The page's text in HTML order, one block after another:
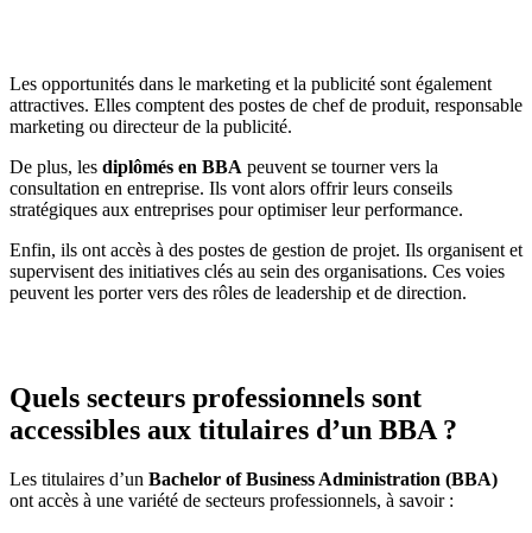
Les opportunités dans le marketing et la publicité sont également
attractives. Elles comptent des postes de chef de produit, responsable
marketing ou directeur de la publicité.
De plus, les diplômés en BBA peuvent se tourner vers la
consultation en entreprise. Ils vont alors offrir leurs conseils
stratégiques aux entreprises pour optimiser leur performance.
Enfin, ils ont accès à des postes de gestion de projet. Ils organisent et
supervisent des initiatives clés au sein des organisations. Ces voies
peuvent les porter vers des rôles de leadership et de direction.
Quels secteurs professionnels sont
accessibles aux titulaires d’un BBA ?
Les titulaires d’un Bachelor of Business Administration (BBA)
ont accès à une variété de secteurs professionnels, à savoir :